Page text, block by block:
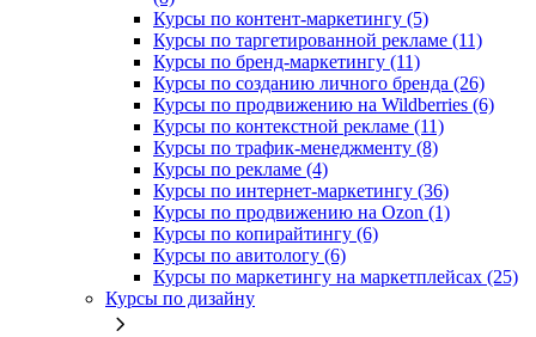
Курсы по контент-маркетингу (5)
Курсы по таргетированной рекламе (11)
Курсы по бренд-маркетингу (11)
Курсы по созданию личного бренда (26)
Курсы по продвижению на Wildberries (6)
Курсы по контекстной рекламе (11)
Курсы по трафик-менеджменту (8)
Курсы по рекламе (4)
Курсы по интернет-маркетингу (36)
Курсы по продвижению на Ozon (1)
Курсы по копирайтингу (6)
Курсы по авитологу (6)
Курсы по маркетингу на маркетплейсах (25)
Курсы по дизайну